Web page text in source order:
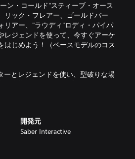
ン・コールド"スティーブ・オース
リック・フレアー、ゴールドバー
リアー、"ラウディ"ロディ・パイパ
レジェンドを使って、今すぐアーケ
はじめよう！（ベースモデルのコス
ーとレジェンドを使い、型破りな場
種多様なパワーアップやスペシャル
を楽しもう。
何でもアリの大乱闘を巻き起こそ
開発元
Saber Interactive